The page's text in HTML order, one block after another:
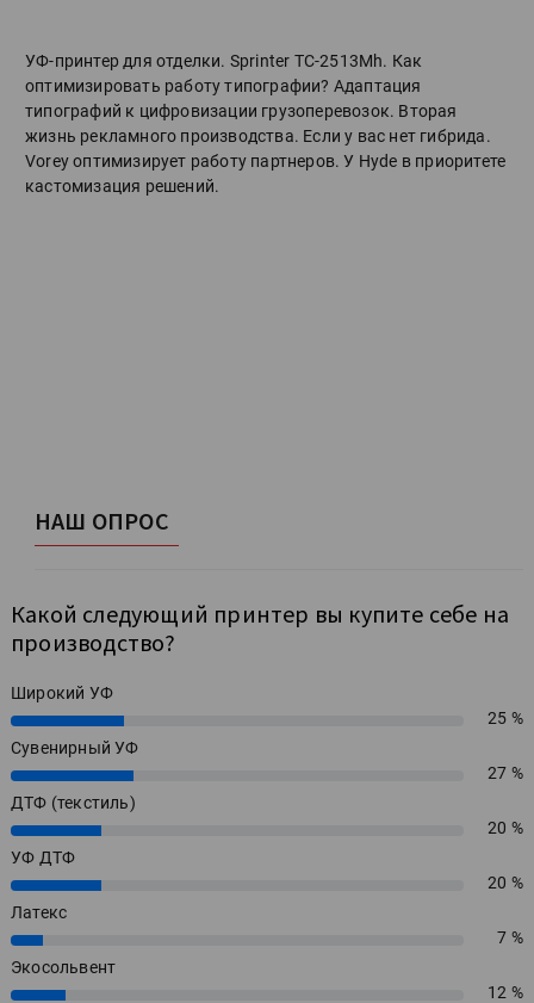
УФ-принтер для отделки. Sprinter ТС-2513Mh. Как
оптимизировать работу типографии? Адаптация
типографий к цифровизации грузоперевозок. Вторая
жизнь рекламного производства. Если у вас нет гибрида.
Vorey оптимизирует работу партнеров. У Hyde в приоритете
кастомизация решений.
НАШ ОПРОС
Какой следующий принтер вы купите себе на
производство?
Широкий УФ
25%
25 %
Сувенирный УФ
27%
27 %
ДТФ (текстиль)
20%
20 %
УФ ДТФ
20%
20 %
Латекс
7%
7 %
Экосольвент
12%
12 %